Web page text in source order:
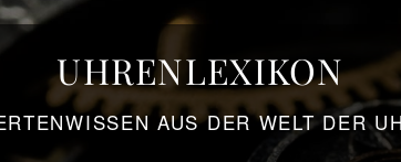
UHRENLEXIKON
AUS DER WELT DER